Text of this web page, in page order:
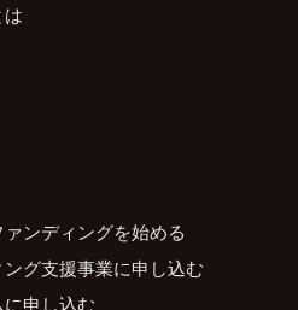
ンディングを始める
グ支援事業に申し込む
申し込む